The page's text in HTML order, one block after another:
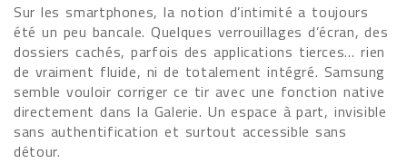
Sur les smartphones, la notion d’intimité a toujours
été un peu bancale. Quelques verrouillages d’écran, des
dossiers cachés, parfois des applications tierces… rien
de vraiment fluide, ni de totalement intégré. Samsung
semble vouloir corriger ce tir avec une fonction native
directement dans la Galerie. Un espace à part, invisible
sans authentification et surtout accessible sans
détour.